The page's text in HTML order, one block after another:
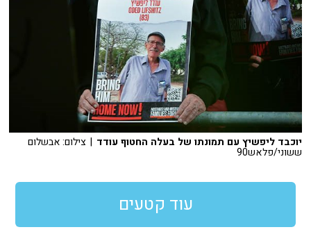
יוכבד ליפשיץ עם תמונתו של בעלה החטוף עודד | צילום: אבשלום
ששוני/פלאש90
עוד קטעים